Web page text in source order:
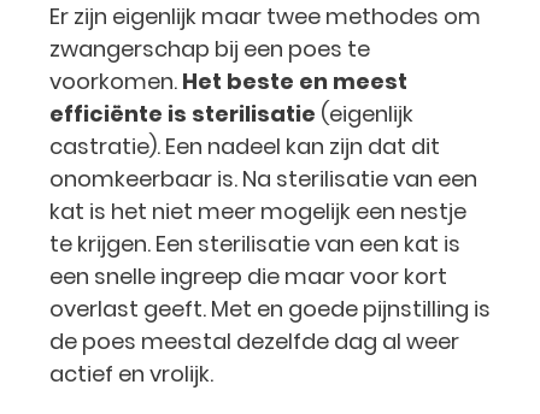
Er zijn eigenlijk maar twee methodes om
zwangerschap bij een poes te
voorkomen. Het beste en meest
efficiënte is sterilisatie (eigenlijk
castratie). Een nadeel kan zijn dat dit
onomkeerbaar is. Na sterilisatie van een
kat is het niet meer mogelijk een nestje
te krijgen. Een sterilisatie van een kat is
een snelle ingreep die maar voor kort
overlast geeft. Met en goede pijnstilling is
de poes meestal dezelfde dag al weer
actief en vrolijk.